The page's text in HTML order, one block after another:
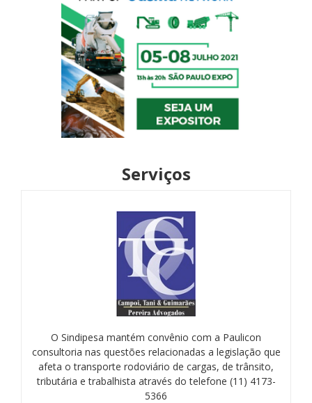
Serviços
O Sindipesa mantém convênio com a Paulicon
consultoria nas questões relacionadas a legislação que
afeta o transporte rodoviário de cargas, de trânsito,
tributária e trabalhista através do telefone (11) 4173-
5366